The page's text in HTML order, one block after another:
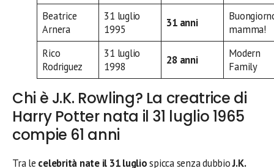
Beatrice
Arnera
31 luglio
1995
31 anni
mamma!
Rico
Rodriguez
31 luglio
1998
28 anni
Modern
Family
Chi è J.K. Rowling? La creatrice di
Harry Potter nata il 31 luglio 1965
compie 61 anni
Tra le celebrità nate il 31 lugliospicca senza dubbioJ.K.